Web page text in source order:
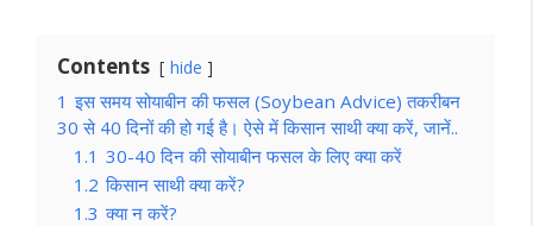
Contents hide
1 इस समय सोयाबीन की फसल (Soybean Advice) तकरीबन
30 से 40 दिनों की हो गई है। ऐसे में किसान साथी क्या करें, जानें..
1.1 30-40 दिन की सोयाबीन फसल के लिए क्या करें
1.2 किसान साथी क्या करें?
1.3 क्या न करें?